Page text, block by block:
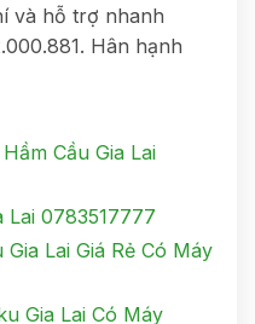
và hỗ trợ nhanh
Hân hạnh
Cầu Gia Lai
Lai 0783517777
Lai Giá Rẻ Có Máy
Gia Lai Có Máy